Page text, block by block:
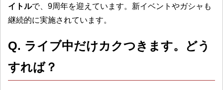
イトルで、9周年を迎えています。新イベントやガシャも
継続的に実施されています。
Q. ライブ中だけカクつきます。どう
すれば？